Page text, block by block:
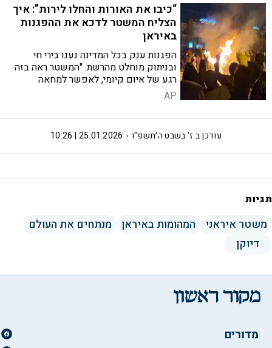
“כיבו את האורות והחלו לירות”: איך
הצליח המשטר לדכא את ההפגנות
באיראן
הפגנות ענק בכל המדינה נענו בירי חי
ובניתוק מוחלט מהרשת. "המשטר ראה בזה
רגע של איום קיומי, לאפשר למחאה
להתפתח, או לכבות את האורות, להרוג כמה
שצריך ולקוות שיצליחו להתחמק מתגובה"
AP
ז' בשבט ה׳תשפ"ו 25.01.2026 | 10:26 עודכן ב
תגיות
משטר איראני המהומות באיראן
מנתחים את העולם
דיוקן
מדורים